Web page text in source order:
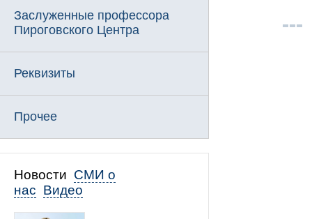
Заслуженные профессора
Пироговского Центра
Реквизиты
Прочее
Новости СМИ о
нас Видео